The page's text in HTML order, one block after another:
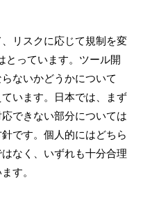
リスクに応じて規制を変
とっています。ツール開
ないかどうかについて
います。日本では、まず
できない部分については
です。個人的にはどちら
なく、いずれも十分合理
す。